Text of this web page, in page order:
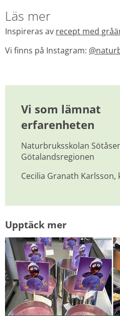
Läs mer
Inspireras av recept med
Vi finns på Instagram:
Vi som lämnat
erfarenheten
Naturbruksskolan
Götalandsregionen
Cecilia Granath Karlsson,
Upptäck mer